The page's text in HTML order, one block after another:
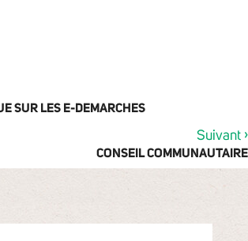
SUR LES E-DEMARCHES
Suivant ›
CONSEIL COMMUNAUTAIRE